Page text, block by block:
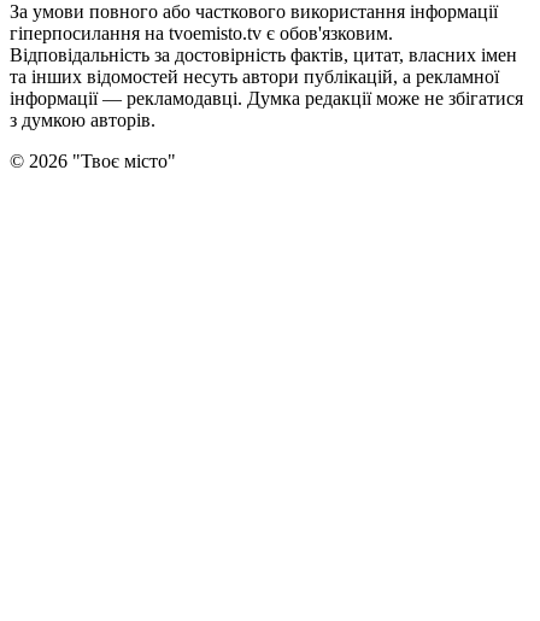
За умови повного або часткового використання iнформацiї
гіперпосилання на tvoemisto.tv є обов'язковим.
Відповідальність за достовірність фактів, цитат, власних імен
та інших відомостей несуть автори публікацій, а рекламної
інформації — рекламодавці. Думка редакцiї може не збiгатися
з думкою авторiв.
© 2026 "Твоє місто"